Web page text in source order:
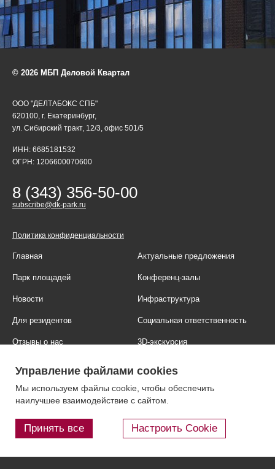
© 2026 МБП Деловой Квартал
ООО "ДЕЛТАБОКС СПБ"
620100, г. Екатеринбург,
ул. Сибирский тракт, 12/3, офис 501/5
ИНН: 6685181532
ОГРН: 1206600070600
8 (343) 356-50-00
subscribe@dk-park.ru
Политика конфиденциальности
Главная Актуальные предложения
Парк площадей Конференц-залы
Новости Инфраструктура
Для резидентов Социальная ответственность
Отзывы о нас 3D-экскурсия
Контакты Блог
Управление файлами cookies
Мы используем файлы cookie, чтобы обеспечить
наилучшее взаимодействие с сайтом.
Принять все Настроить Cookie